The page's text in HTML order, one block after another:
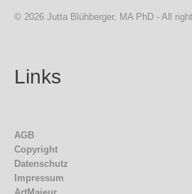
© 2026 Jutta Blühberger, MA PhD - All
Links
AGB
Copyright
Datenschutz
Impressum